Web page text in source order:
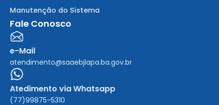
Manutenção do Sistema
Fale Conosco
e-Mail
atendimento@saaebjlapa.ba.gov.br
Atedimento via Whatsapp
(77)99875-5310